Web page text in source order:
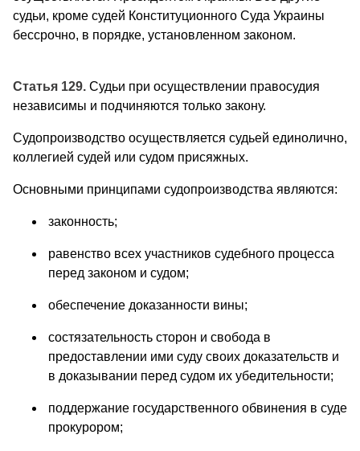
судьи, кроме судей Конституционного Суда Украины
бессрочно, в порядке, установленном законом.
Статья 129. Судьи при осуществлении правосудия
независимы и подчиняются только закону.
Судопроизводство осуществляется судьей единолично,
коллегией судей или судом присяжных.
Основными принципами судопроизводства являются:
законность;
равенство всех участников судебного процесса
перед законом и судом;
обеспечение доказанности вины;
состязательность сторон и свобода в
предоставлении ими суду своих доказательств и
в доказывании перед судом их убедительности;
поддержание государственного обвинения в суде
прокурором;